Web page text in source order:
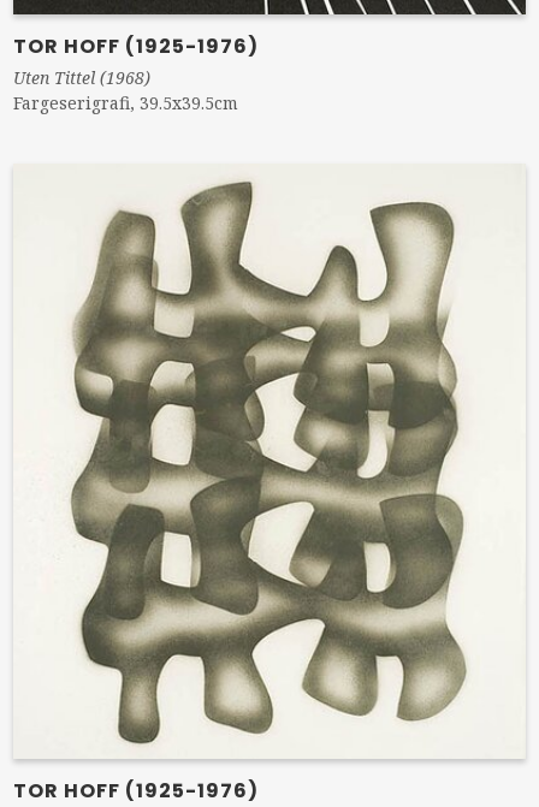
TOR HOFF (1925-1976)
Uten Tittel (1968)
Fargeserigrafi, 39.5x39.5cm
TOR HOFF (1925-1976)